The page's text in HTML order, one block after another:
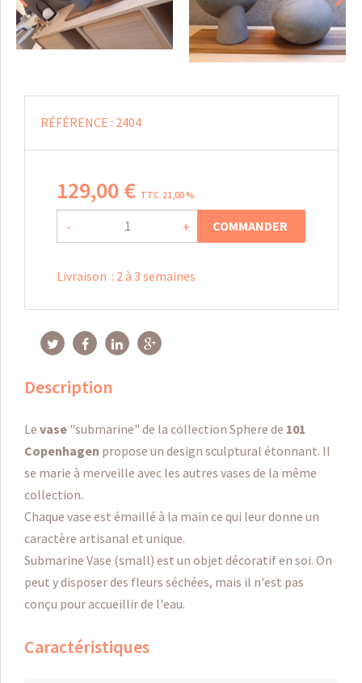
RÉFÉRENCE : 2404
129,00€ TTC 21,00 %
- + COMMANDER
Livraison : 2 à 3 semaines
Description
Le vase "submarine" de la collection Sphere de 101
Copenhagen propose un design sculptural étonnant. Il
se marie à merveille avec les autres vases de la même
collection.
Chaque vase est émaillé à la main ce qui leur donne un
caractère artisanal et unique.
Submarine Vase (small) est un objet décoratif en soi. On
peut y disposer des fleurs séchées, mais il n'est pas
conçu pour accueillir de l'eau.
Caractéristiques